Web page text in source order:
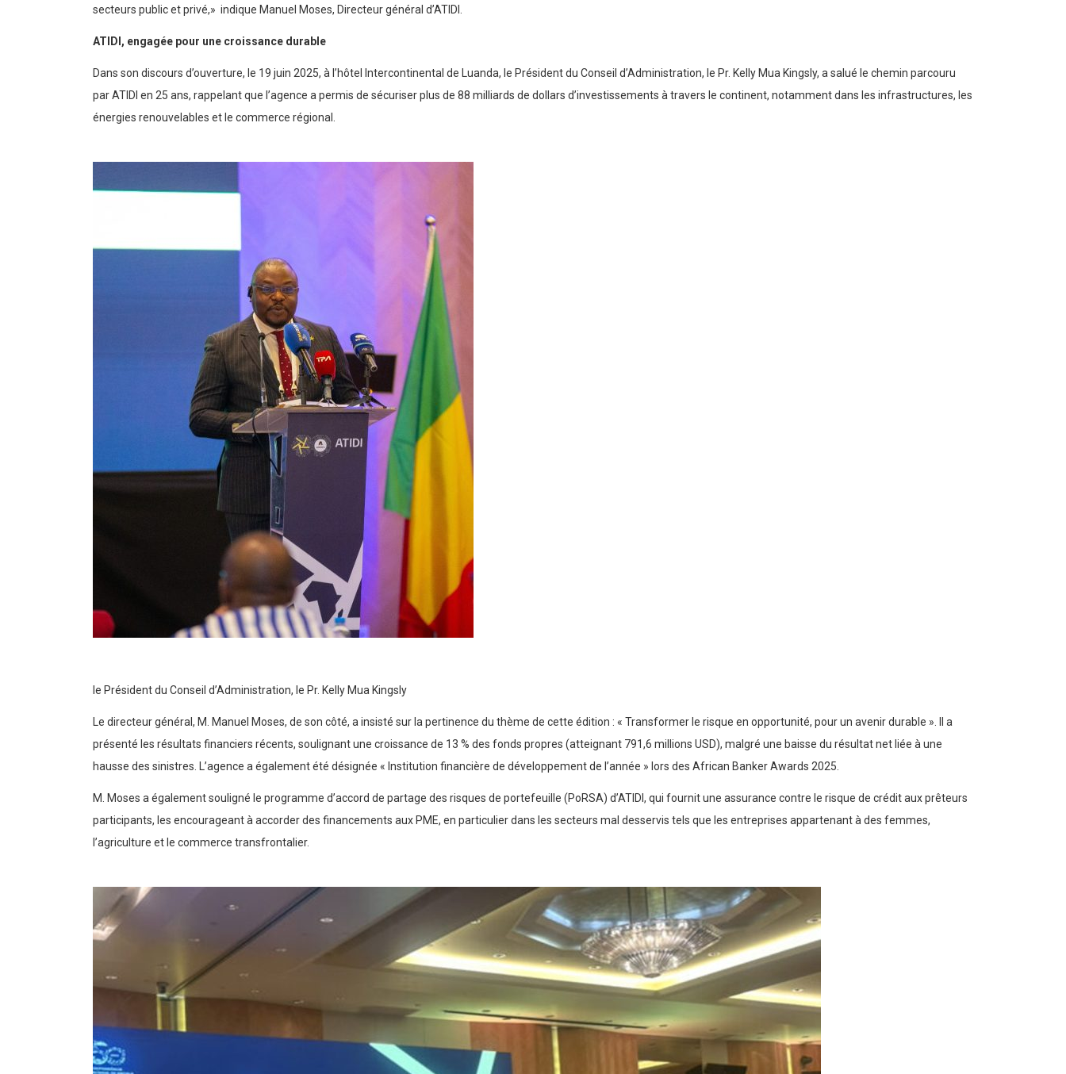
secteurs public et privé,» indique Manuel Moses, Directeur général d’ATIDI.
ATIDI, engagée pour une croissance durable
Dans son discours d’ouverture, le 19 juin 2025, à l’hôtel Intercontinental de Luanda, le Président du Conseil d’Administration, le Pr. Kelly Mua Kingsly, a salué le chemin parcouru
par ATIDI en 25 ans, rappelant que l’agence a permis de sécuriser plus de 88 milliards de dollars d’investissements à travers le continent, notamment dans les infrastructures, les
énergies renouvelables et le commerce régional.
le Président du Conseil d’Administration, le Pr. Kelly Mua Kingsly
Le directeur général, M. Manuel Moses, de son côté, a insisté sur la pertinence du thème de cette édition : « Transformer le risque en opportunité, pour un avenir durable ». Il a
présenté les résultats financiers récents, soulignant une croissance de 13 % des fonds propres (atteignant 791,6 millions USD), malgré une baisse du résultat net liée à une
hausse des sinistres. L’agence a également été désignée « Institution financière de développement de l’année » lors des African Banker Awards 2025.
M. Moses a également souligné le programme d’accord de partage des risques de portefeuille (PoRSA) d’ATIDI, qui fournit une assurance contre le risque de crédit aux prêteurs
participants, les encourageant à accorder des financements aux PME, en particulier dans les secteurs mal desservis tels que les entreprises appartenant à des femmes,
l’agriculture et le commerce transfrontalier.